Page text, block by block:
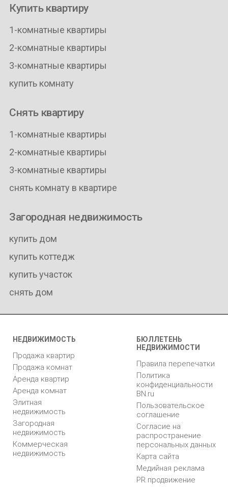
Купить квартиру
1-комнатные квартиры
2-комнатные квартиры
3-комнатные квартиры
купить комнату
Снять квартиру
1-комнатные квартиры
2-комнатные квартиры
3-комнатные квартиры
снять комнату в квартире
Загородная недвижимость
купить дом
купить коттедж
купить участок
снять дом
НЕДВИЖИМОСТЬ
Продажа квартир
Продажа комнат
Аренда квартир
Аренда комнат
Элитная
недвижимость
Загородная
недвижимость
Коммерческая
недвижимость
БЮЛЛЕТЕНЬ
НЕДВИЖИМОСТИ
Правила перепечатки
Политика
конфиденциальности
BN.ru
Пользовательское
соглашение
Согласие на
распространение
персональных данных
Карта сайта
Медийная реклама
PR продвижение